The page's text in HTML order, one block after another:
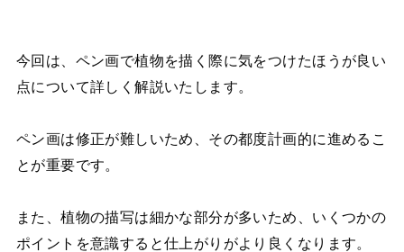
今回は、ペン画で植物を描く際に気をつけたほうが良い
点について詳しく解説いたします。
ペン画は修正が難しいため、その都度計画的に進めるこ
とが重要です。
また、植物の描写は細かな部分が多いため、いくつかの
ポイントを意識すると仕上がりがより良くなります。